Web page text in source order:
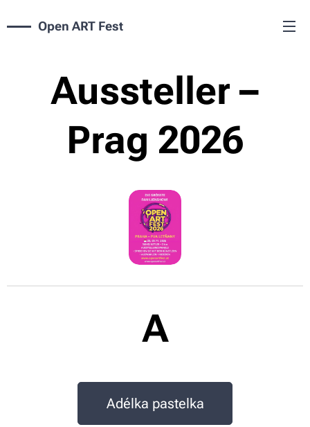
Open ART Fest
Aussteller –
Prag 2026
A
Adélka pastelka